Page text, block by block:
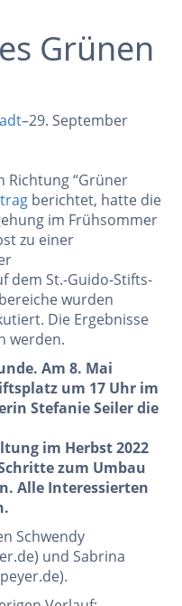
Grünen
–29. September
Richtung “Grüner
berichtet, hatte die
im Frühsommer
zu einer
dem St.-Guido-Stifts-
wurden
Die Ergebnisse
werden.
Am 8. Mai
um 17 Uhr im
Stefanie Seiler die
im Herbst 2022
zum Umbau
Alle Interessierten
Schwendy
und Sabrina